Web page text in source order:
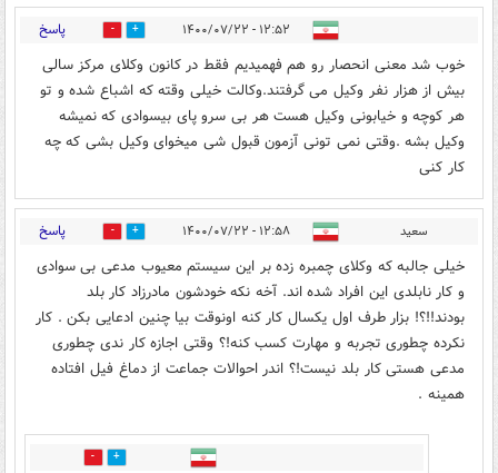
۱۲:۵۲ - ۱۴۰۰/۰۷/۲۲ 7 پاسخ
خوب شد معنی انحصار رو هم فهمیدیم فقط در کانون وکلای مرکز سالی
بیش از هزار نفر وکیل می گرفتند.وکالت خیلی وقته که اشباع شده و تو
هر کوچه و خیابونی وکیل هست هر بی سرو پای بیسوادی که نمیشه
وکیل بشه .وقتی نمی تونی آزمون قبول شی میخوای وکیل بشی که چه
کار کنی
سعید ۱۲:۵۸ - ۱۴۰۰/۰۷/۲۲ 7 پاسخ
خیلی جالبه که وکلای چمبره زده بر این سیستم معیوب مدعی بی سوادی
و کار نابلدی این افراد شده اند. آخه نکه خودشون مادرزاد کار بلد
بودند!!؟! بزار طرف اول یکسال کار کنه اونوقت بیا چنین ادعایی بکن . کار
نکرده چطوری تجربه و مهارت کسب کنه!؟ وقتی اجازه کار ندی چطوری
مدعی هستی کار بلد نیست!؟ اندر احوالات جماعت از دماغ فیل افتاده
همینه .
1